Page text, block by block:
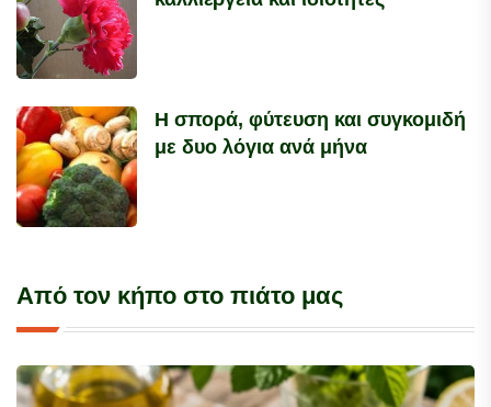
Η σπορά, φύτευση και συγκομιδή
με δυο λόγια ανά μήνα
Από τον κήπο στο πιάτο μας